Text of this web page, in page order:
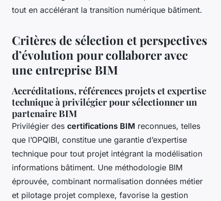
tout en accélérant la transition numérique bâtiment.
Critères de sélection et perspectives
d’évolution pour collaborer avec
une entreprise BIM
Accréditations, références projets et expertise
technique à privilégier pour sélectionner un
partenaire BIM
Privilégier des certifications BIM reconnues, telles
que l’OPQIBI, constitue une garantie d’expertise
technique pour tout projet intégrant la modélisation
informations bâtiment. Une méthodologie BIM
éprouvée, combinant normalisation données métier
et pilotage projet complexe, favorise la gestion